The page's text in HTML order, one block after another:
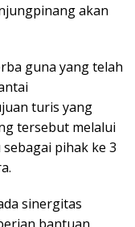
akan
guna yang telah
turis yang
tersebut melalui
pihak ke 3
sinergitas